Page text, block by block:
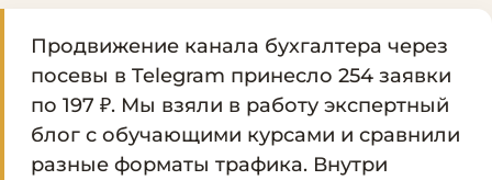
Продвижение канала бухгалтера через
посевы в Telegram принесло 254 заявки
по 197 ₽. Мы взяли в работу экспертный
блог с обучающими курсами и сравнили
разные форматы трафика. Внутри